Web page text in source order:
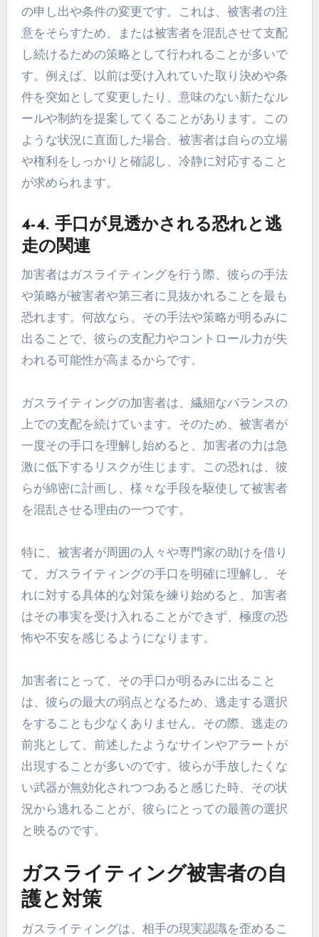
の申し出や条件の変更です。これは、被害者の注
意をそらすため、または被害者を混乱させて支配
し続けるための策略として行われることが多いで
す。例えば、以前は受け入れていた取り決めや条
件を突如として変更したり、意味のない新たなル
ールや制約を提案してくることがあります。この
ような状況に直面した場合、被害者は自らの立場
や権利をしっかりと確認し、冷静に対応すること
が求められます。
4-4. 手口が見透かされる恐れと逃
走の関連
加害者はガスライティングを行う際、彼らの手法
や策略が被害者や第三者に見抜かれることを最も
恐れます。何故なら、その手法や策略が明るみに
出ることで、彼らの支配力やコントロール力が失
われる可能性が高まるからです。
ガスライティングの加害者は、繊細なバランスの
上での支配を続けています。そのため、被害者が
一度その手口を理解し始めると、加害者の力は急
激に低下するリスクが生じます。この恐れは、彼
らが綿密に計画し、様々な手段を駆使して被害者
を混乱させる理由の一つです。
特に、被害者が周囲の人々や専門家の助けを借り
て、ガスライティングの手口を明確に理解し、そ
れに対する具体的な対策を練り始めると、加害者
はその事実を受け入れることができず、極度の恐
怖や不安を感じるようになります。
加害者にとって、その手口が明るみに出ること
は、彼らの最大の弱点となるため、逃走する選択
をすることも少なくありません。その際、逃走の
前兆として、前述したようなサインやアラートが
出現することが多いのです。彼らが手放したくな
い武器が無効化されつつあると感じた時、その状
況から逃れることが、彼らにとっての最善の選択
と映るのです。
ガスライティング被害者の自
護と対策
ガスライティングは、相手の現実認識を歪めるこ